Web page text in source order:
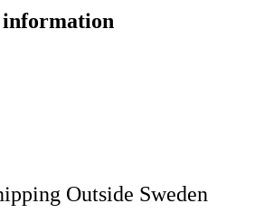
Outside Sweden